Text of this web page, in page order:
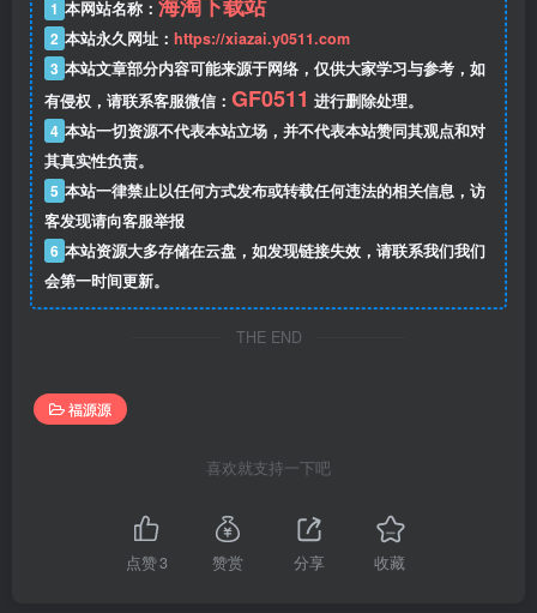
1 本网站名称：
2 本站永久网址： https://xiazai.y0511.com
3 本站文章部分内容可能来源于网络，仅供大家学习与参考，如
有侵权，请联系客服微信： GF0511 进行删除处理。
4 本站一切资源不代表本站立场，并不代表本站赞同其观点和对
其真实性负责。
5 本站一律禁止以任何方式发布或转载任何违法的相关信息，访
客发现请向客服举报
6 本站资源大多存储在云盘，如发现链接失效，请联系我们我们
会第一时间更新。
THE END
福源源
喜欢就支持一下吧
点赞3 赞赏 分享 收藏